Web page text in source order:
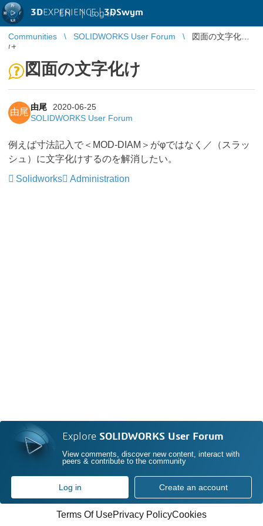
3DEXPERIENCE |3DSwym
EN | Log in
Communities SOLIDWORKS User Forum
図面の文字化
け
図面の文字化け
由尾
由尾
2020-06-25
SOLIDWORKS User Forum
例えば寸法記入で＜MOD-DIAM＞がφではなく／（スラッ
シュ）に文字化けするのを解消したい。
Solidworks
Administration
Explore SOLIDWORKS User Forum
View comments, discover new content, interact with
peers & contribute to the community
Log in Create an account
Terms Of UsePrivacy PolicyCookies